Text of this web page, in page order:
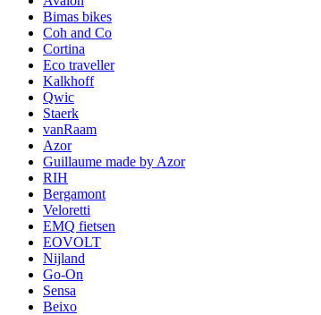
Bimas bikes
Coh and Co
Cortina
Eco traveller
Kalkhoff
Qwic
Staerk
vanRaam
Azor
Guillaume made by Azor
RIH
Bergamont
Veloretti
EMQ fietsen
EOVOLT
Nijland
Go-On
Sensa
Beixo